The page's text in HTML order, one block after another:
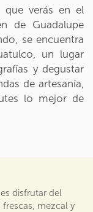
verás en el
de Guadalupe
se encuentra
un lugar
y degustar
de artesanía,
lo mejor de
disfrutar del
mezcal y